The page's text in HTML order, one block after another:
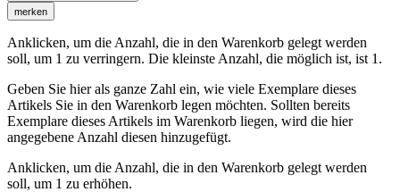
merken
Anklicken, um die Anzahl, die in den Warenkorb gelegt werden
soll, um 1 zu verringern. Die kleinste Anzahl, die möglich ist, ist 1.
Geben Sie hier als ganze Zahl ein, wie viele Exemplare dieses
Artikels Sie in den Warenkorb legen möchten. Sollten bereits
Exemplare dieses Artikels im Warenkorb liegen, wird die hier
angegebene Anzahl diesen hinzugefügt.
Anklicken, um die Anzahl, die in den Warenkorb gelegt werden
soll, um 1 zu erhöhen.